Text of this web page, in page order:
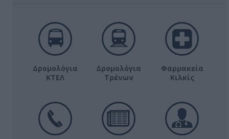
Δρομολόγια
ΚΤΕΛ
Δρομολόγια
Τρένων
Φαρμακεία
Κιλκίς